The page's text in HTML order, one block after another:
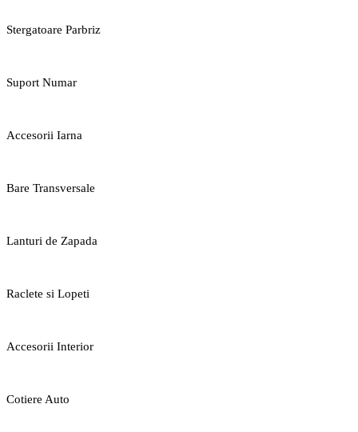
Stergatoare Parbriz
Suport Numar
Accesorii Iarna
Bare Transversale
Lanturi de Zapada
Raclete si Lopeti
Accesorii Interior
Cotiere Auto